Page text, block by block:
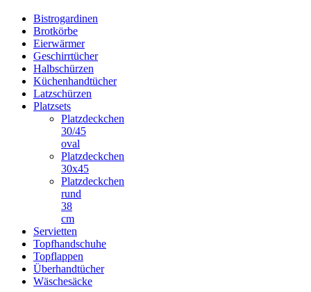
Bistrogardinen
Brotkörbe
Eierwärmer
Geschirrtücher
Halbschürzen
Küchenhandtücher
Latzschürzen
Platzsets
Platzdeckchen
30/45
oval
Platzdeckchen
30x45
Platzdeckchen
rund
38
cm
Servietten
Topfhandschuhe
Topflappen
Überhandtücher
Wäschesäcke